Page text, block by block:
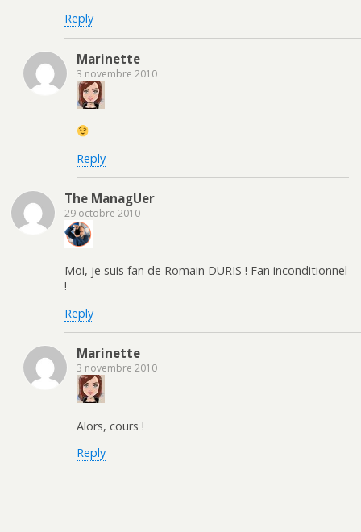
Reply
Marinette
3 novembre 2010
Reply
The ManagUer
29 octobre 2010
Moi, je suis fan de Romain DURIS ! Fan inconditionnel
!
Reply
Marinette
3 novembre 2010
Alors, cours !
Reply